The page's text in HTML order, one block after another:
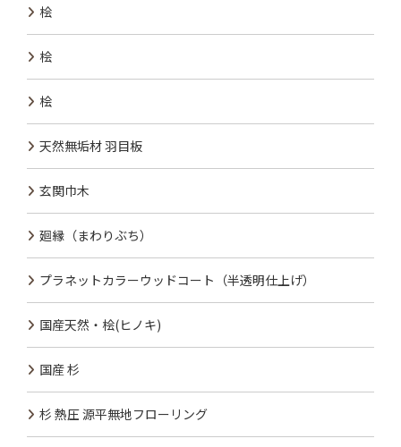
桧
桧
桧
天然無垢材 羽目板
玄関巾木
廻縁（まわりぶち）
プラネットカラーウッドコート（半透明仕上げ）
国産天然・桧(ヒノキ)
国産 杉
杉 熱圧 源平無地フローリング